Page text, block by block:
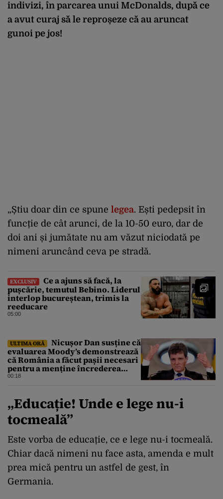
indivizi, în parcarea unui McDonalds, după ce
a avut curaj să le reproșeze că au aruncat
gunoi pe jos!
„Știu doar din ce spune legea. Ești pedepsit în
funcție de cât arunci, de la 10-50 euro, dar de
doi ani și jumătate nu am văzut niciodată pe
nimeni aruncând ceva pe stradă.
EXCLUSIV
Ce a ajuns să facă, la
pușcărie, temutul Bebino. Liderul
interlop bucureștean, trimis la
reeducare
05:00
ULTIMA ORĂ
Nicușor Dan susține că
evaluarea Moody’s demonstrează
că România a făcut pașii necesari
pentru a menține încrederea
investitorilor: „Totuși,
00:18
„Educație! Unde e lege nu-i
tocmeală”
Este vorba de educație, ce e lege nu-i tocmeală.
Chiar dacă nimeni nu face asta, amenda e mult
prea mică pentru un astfel de gest, în
Germania.